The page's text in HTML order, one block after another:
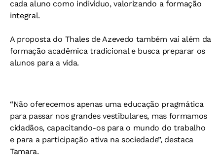
cada aluno como indivíduo, valorizando a formação
integral.
A proposta do Thales de Azevedo também vai além da
formação acadêmica tradicional e busca preparar os
alunos para a vida.
“Não oferecemos apenas uma educação pragmática
para passar nos grandes vestibulares, mas formamos
cidadãos, capacitando-os para o mundo do trabalho
e para a participação ativa na sociedade”, destaca
Tamara.